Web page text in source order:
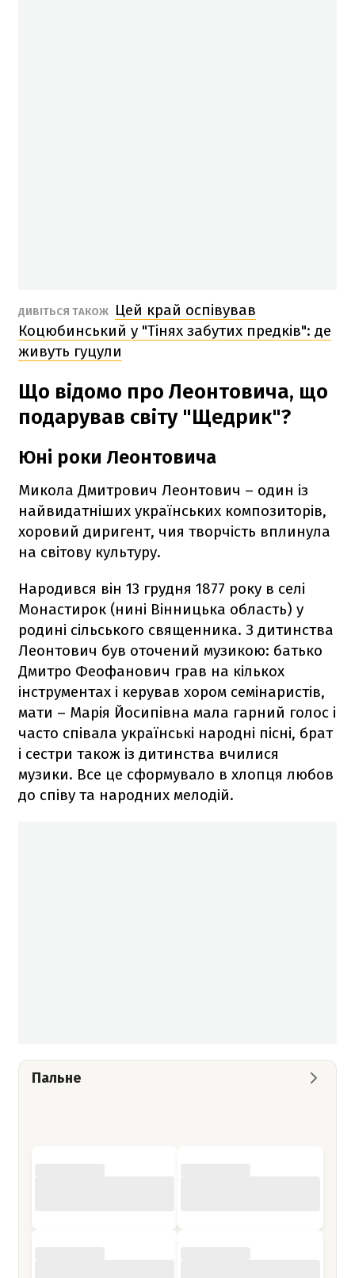
ДИВІТЬСЯ ТАКОЖ
Цей край оспівував
Коцюбинський у "Тінях забутих предків": де
живуть гуцули
Що відомо про Леонтовича, що
подарував світу "Щедрик"?
Юні роки Леонтовича
Микола Дмитрович Леонтович – один із
найвидатніших українських композиторів,
хоровий диригент, чия творчість вплинула
на світову культуру.
Народився він 13 грудня 1877 року в селі
Монастирок (нині Вінницька область) у
родині сільського священника. З дитинства
Леонтович був оточений музикою: батько
Дмитро Феофанович грав на кількох
інструментах і керував хором семінаристів,
мати – Марія Йосипівна мала гарний голос і
часто співала українські народні пісні, брат
і сестри також із дитинства вчилися
музики. Все це сформувало в хлопця любов
до співу та народних мелодій.
Пальне